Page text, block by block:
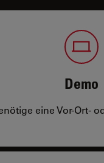
Demo
eine Vor-Ort-